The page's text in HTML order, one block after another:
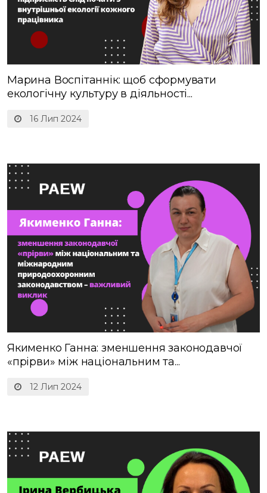
16 Лип 2024
Марина Воспітаннік: щоб сформувати
екологічну культуру в діяльності...
12 Лип 2024
Якименко Ганна: зменшення законодавчої
«прірви» між національним та...